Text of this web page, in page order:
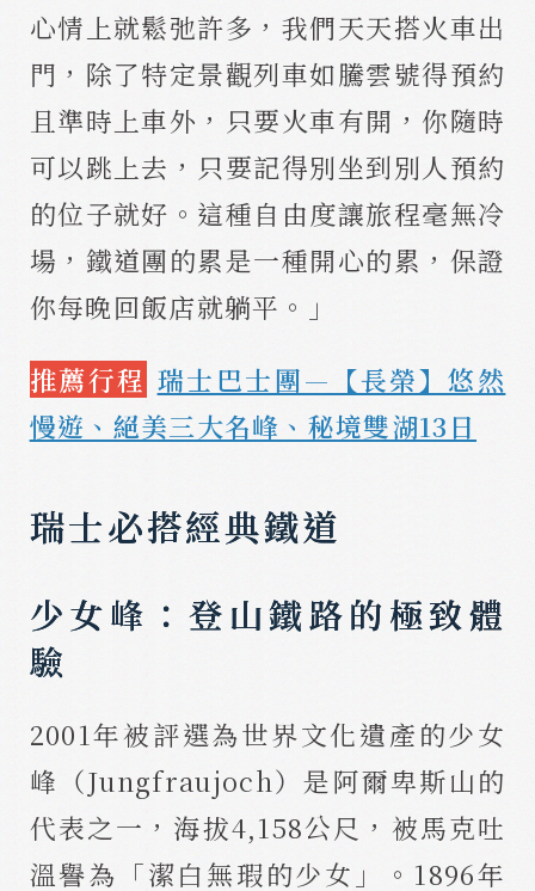
心情上就鬆弛許多，我們天天搭火車出
門，除了特定景觀列車如騰雲號得預約
且準時上車外，只要火車有開，你隨時
可以跳上去，只要記得別坐到別人預約
的位子就好。這種自由度讓旅程毫無冷
場，鐵道團的累是一種開心的累，保證
你每晚回飯店就躺平。」
推薦行程 瑞士巴士團—【長榮】悠然
慢遊、絕美三大名峰、秘境雙湖13日
瑞士必搭經典鐵道
少女峰：登山鐵路的極致體
驗
2001年被評選為世界文化遺產的少女
峰（Jungfraujoch）是阿爾卑斯山的
代表之一，海拔4,158公尺，被馬克吐
溫譽為「潔白無瑕的少女」。1896年